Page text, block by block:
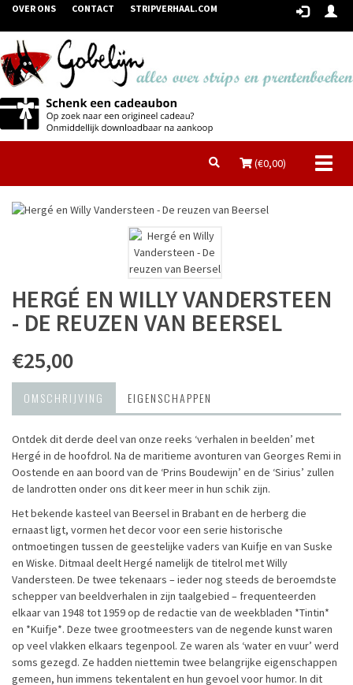
OVER ONS CONTACT STRIPVERHAAL.COM
(€0,00)
HERGÉ EN WILLY VANDERSTEEN
- DE REUZEN VAN BEERSEL
€25,00
OMSCHRIJVING EIGENSCHAPPEN
Ontdek dit derde deel van onze reeks ‘verhalen in beelden’ met
Hergé in de hoofdrol. Na de maritieme avonturen van Georges Remi in
Oostende en aan boord van de ‘Prins Boudewijn’ en de ‘Sirius’ zullen
de landrotten onder ons dit keer meer in hun schik zijn.
Het bekende kasteel van Beersel in Brabant en de herberg die
ernaast ligt, vormen het decor voor een serie historische
ontmoetingen tussen de geestelijke vaders van Kuifje en van Suske
en Wiske. Ditmaal deelt Hergé namelijk de titelrol met Willy
Vandersteen. De twee tekenaars – ieder nog steeds de beroemdste
schepper van beeldverhalen in zijn taalgebied – frequenteerden
elkaar van 1948 tot 1959 op de redactie van de weekbladen *Tintin*
en *Kuifje*. Deze twee grootmeesters van de negende kunst waren
op veel vlakken elkaars tegenpool. Ze waren als ‘water en vuur’ werd
soms gezegd. Ze hadden niettemin twee belangrijke eigenschappen
gemeen, hun immens tekentalent en hun gevoel voor humor. In dit